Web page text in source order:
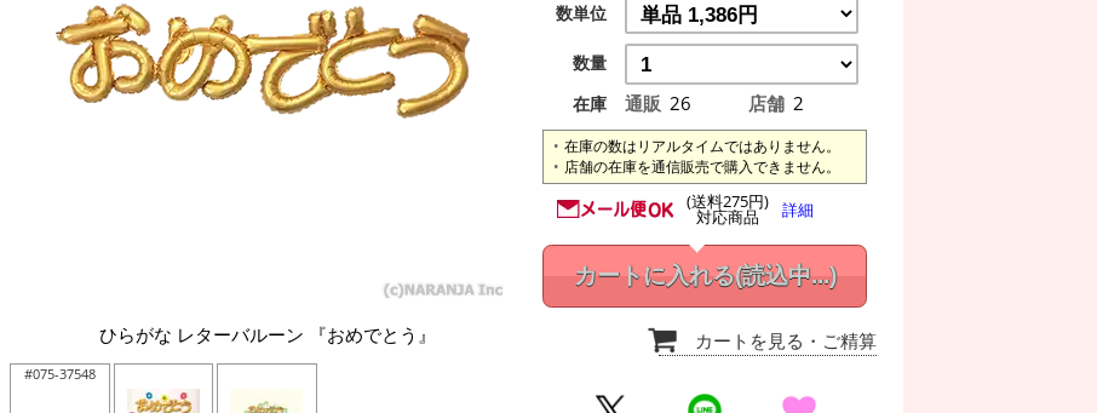
ひらがな レターバルーン 『おめでとう』
#075-37548
数単位
数量
在庫
通販 26 店舗 2
在庫の数はリアルタイムではありません。
店舗の在庫を通信販売で購入できません。
(送料275円)
対応商品 詳細
カートに入れる(読込中...)
カートを見る ・ご精算